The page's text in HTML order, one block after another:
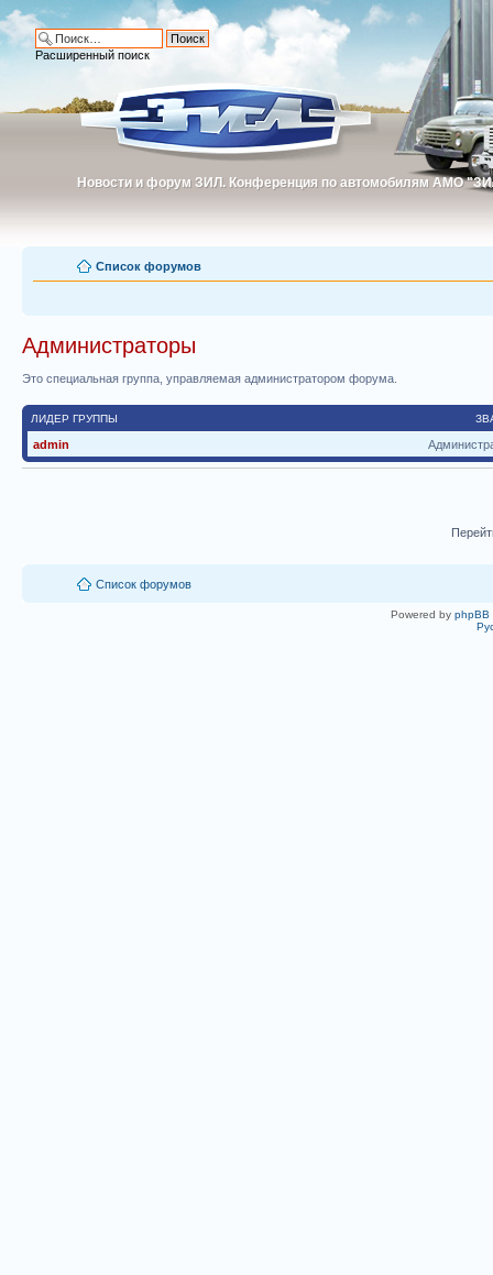
Новости и форум ЗИЛ. Конференция по автомобилям АМО
Новости и форум ЗИЛ. Конференция по автомобилям АМО
Расширенный поиск
Список форумов
Администраторы
Это специальная группа, управляемая администратором форума.
ЛИДЕР ГРУППЫ
admin
Список форумов
Powered by phpBB